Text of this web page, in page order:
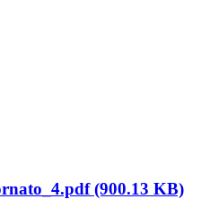
(900.13 KB)